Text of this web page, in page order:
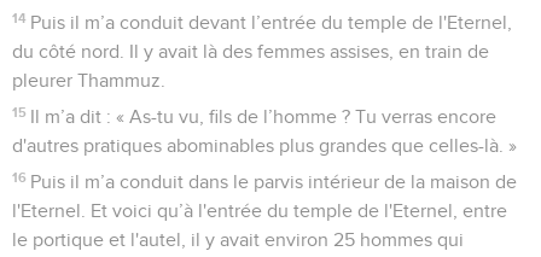
14 Puis il m’a conduit devant l’entrée du temple de l'Eternel,
du côté nord. Il y avait là des femmes assises, en train de
pleurer Thammuz.
15 Il m’a dit : « As-tu vu, fils de l’homme ? Tu verras encore
d'autres pratiques abominables plus grandes que celles-là. »
16 Puis il m’a conduit dans le parvis intérieur de la maison de
l'Eternel. Et voici qu’à l'entrée du temple de l'Eternel, entre
le portique et l'autel, il y avait environ 25 hommes qui